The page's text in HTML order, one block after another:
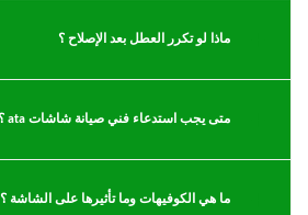
ماذا لو تكرر العطل بعد الإصلاح ؟
متى يجب استدعاء فني صيانة شاشات ata ؟
ما هي الكوفيهات وما تأثيرها على الشاشة ؟